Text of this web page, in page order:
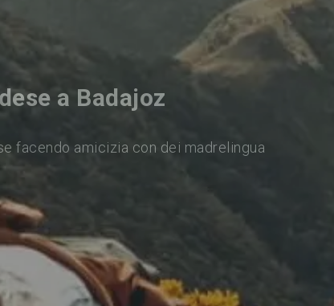
a Badajoz
facendo amicizia con dei madrelingua